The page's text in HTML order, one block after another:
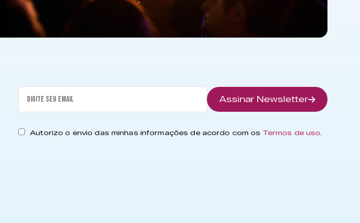
Assinar Newsletter
Autorizo o envio das minhas informações de acordo com os Termos de uso